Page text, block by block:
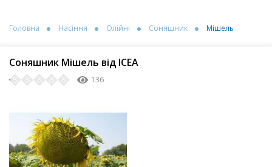
Головна Насіння Олійні Соняшник Мішель
Соняшник Мішель від ІСЕА
136